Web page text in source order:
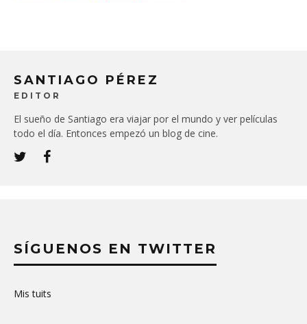
SANTIAGO PÉREZ
EDITOR
El sueño de Santiago era viajar por el mundo y ver películas
todo el día. Entonces empezó un blog de cine.
SÍGUENOS EN TWITTER
Mis tuits